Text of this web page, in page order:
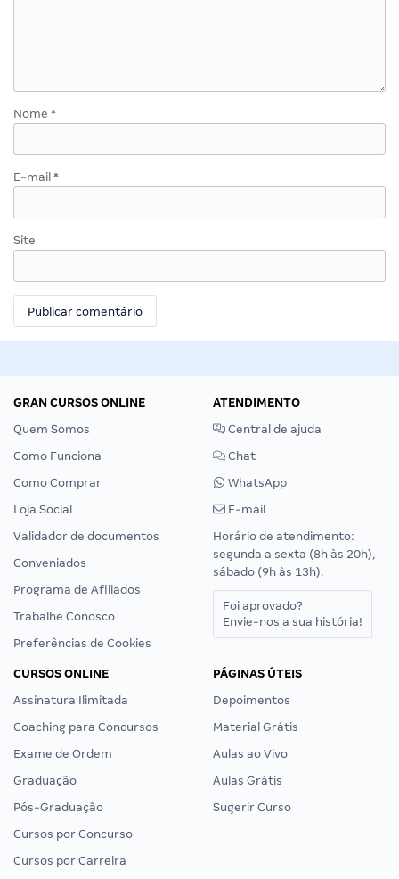
Nome *
E-mail *
Site
GRAN CURSOS ONLINE
Quem Somos
Como Funciona
Como Comprar
Loja Social
Validador de documentos
Conveniados
Programa de Afiliados
Trabalhe Conosco
Preferências de Cookies
ATENDIMENTO
Central de ajuda
Chat
WhatsApp
E-mail
Horário de atendimento:
segunda a sexta (8h às 20h),
sábado (9h às 13h).
Foi aprovado?
Envie-nos a sua história!
CURSOS ONLINE
Assinatura Ilimitada
Coaching para Concursos
Exame de Ordem
Graduação
Pós-Graduação
Cursos por Concurso
Cursos por Carreira
PÁGINAS ÚTEIS
Depoimentos
Material Grátis
Aulas ao Vivo
Aulas Grátis
Sugerir Curso